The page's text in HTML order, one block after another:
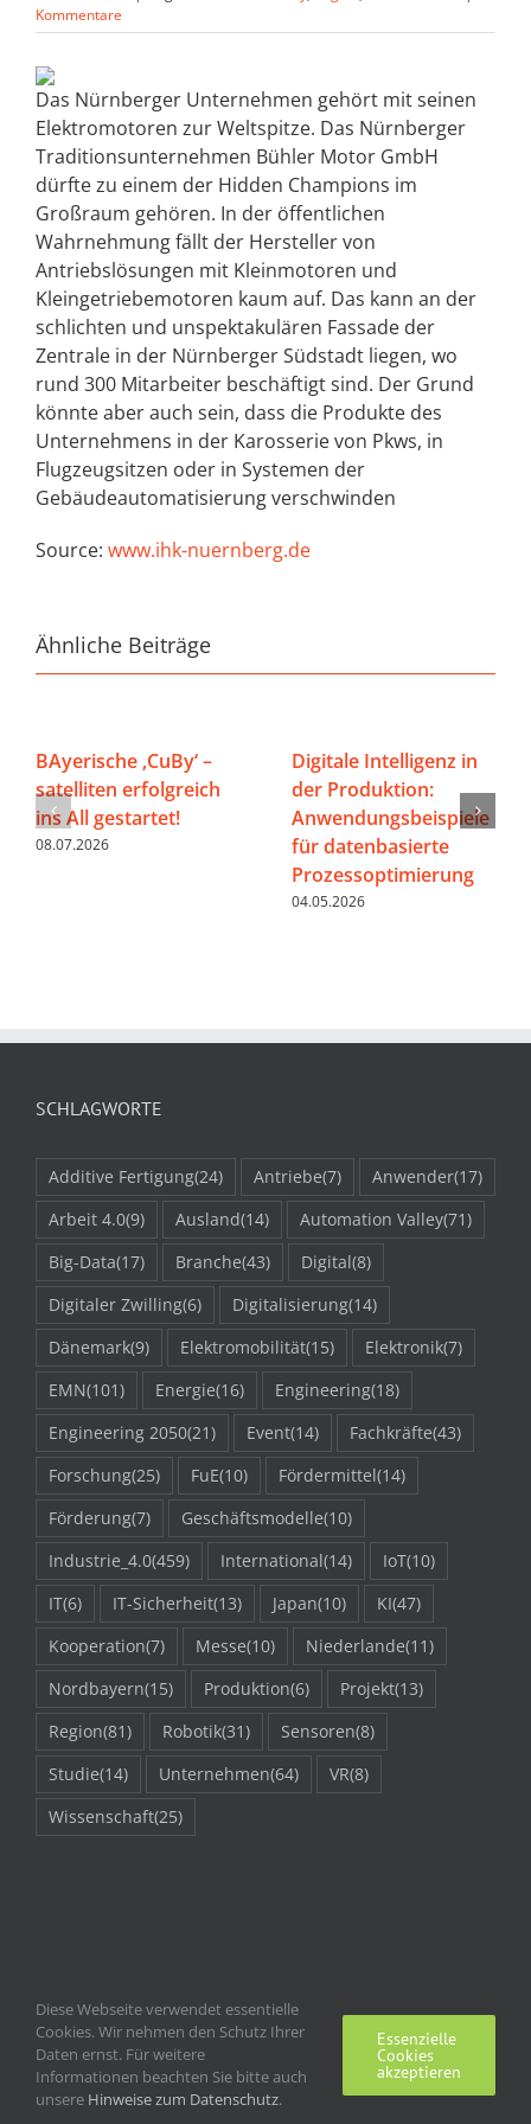
Kommentare
Das Nürnberger Unternehmen gehört mit seinen
Elektromotoren zur Weltspitze. Das Nürnberger
Traditionsunternehmen Bühler Motor GmbH
dürfte zu einem der Hidden Champions im
Großraum gehören. In der öffentlichen
Wahrnehmung fällt der Hersteller von
Antriebslösungen mit Kleinmotoren und
Kleingetriebemotoren kaum auf. Das kann an der
schlichten und unspektakulären Fassade der
Zentrale in der Nürnberger Südstadt liegen, wo
rund 300 Mitarbeiter beschäftigt sind. Der Grund
könnte aber auch sein, dass die Produkte des
Unternehmens in der Karosserie von Pkws, in
Flugzeugsitzen oder in Systemen der
Gebäudeautomatisierung verschwinden
Source: www.ihk-nuernberg.de
Ähnliche Beiträge
BAyerische ‚CuBy‘ –
satelliten erfolgreich
ins All gestartet!
08.07.2026
Digitale Intelligenz in
der Produktion:
Anwendungsbeispiele
für datenbasierte
Prozessoptimierung
04.05.2026
SCHLAGWORTE
Additive Fertigung(24) Antriebe(7) Anwender(17)
Arbeit 4.0(9) Ausland(14) Automation Valley(71)
Big-Data(17) Branche(43) Digital(8)
Digitaler Zwilling(6) Digitalisierung(14)
Dänemark(9) Elektromobilität(15) Elektronik(7)
EMN(101) Energie(16) Engineering(18)
Engineering 2050(21) Event(14) Fachkräfte(43)
Forschung(25) FuE(10) Fördermittel(14)
Förderung(7) Geschäftsmodelle(10)
Industrie_4.0(459) International(14) IoT(10)
IT(6) IT-Sicherheit(13) Japan(10) KI(47)
Kooperation(7) Messe(10) Niederlande(11)
Nordbayern(15) Produktion(6) Projekt(13)
Region(81) Robotik(31) Sensoren(8)
Studie(14) Unternehmen(64) VR(8)
Wissenschaft(25)
Impressum | Kontakt
Diese Webseite verwendet essentielle
Cookies. Wir nehmen den Schutz Ihrer
Daten ernst. Für weitere
Informationen beachten Sie bitte auch
unsere Hinweise zum Datenschutz.
Essenzielle
Cookies
akzeptieren